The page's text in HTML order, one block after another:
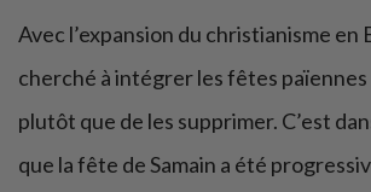
Avec l’expansion du christianisme en
cherché à intégrer les fêtes
plutôt que de les supprimer. C’est
que la fête de Samain a été